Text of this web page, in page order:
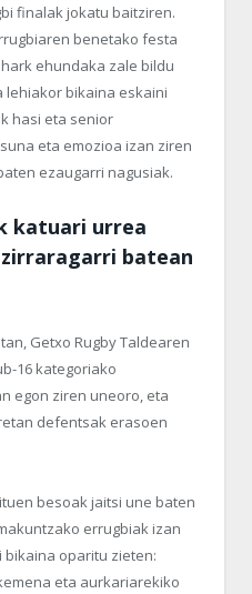
finalak jokatu baitziren.
benetako festa
ehundaka zale bildu
lehiakor bikaina eskaini
hasi eta senior
eta emozioa izan ziren
ezaugarri nagusiak.
katuari urrea
batean
Getxo Rugby Taldearen
16 kategoriako
egon ziren uneoro, eta
defentsak erasoen
besoak jaitsi une baten
errugbiak izan
oparitu zieten:
eta aurkariarekiko